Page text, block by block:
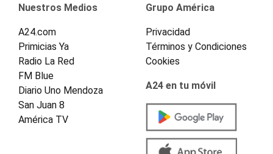
Nuestros Medios
A24.com
Primicias Ya
Radio La Red
FM Blue
Diario Uno Mendoza
San Juan 8
América TV
Grupo América
Privacidad
Términos y Condiciones
Cookies
A24 en tu móvil